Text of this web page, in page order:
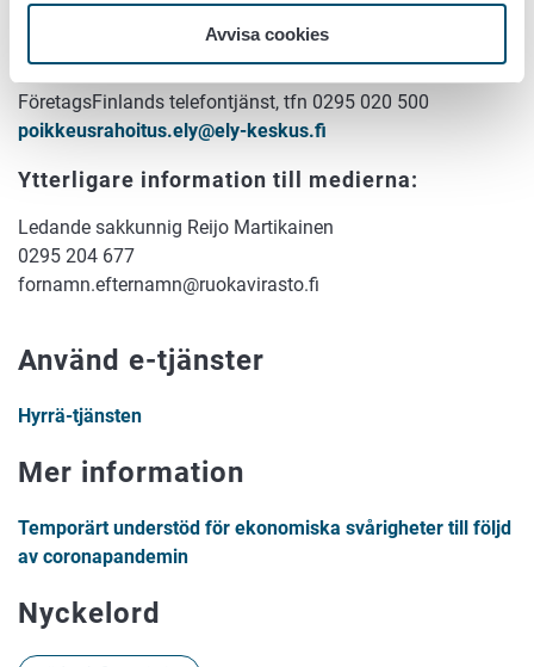
Avvisa cookies
FöretagsFinlands telefontjänst, tfn 0295 020 500
poikkeusrahoitus.ely@ely-keskus.fi
Ytterligare information till medierna:
Ledande sakkunnig Reijo Martikainen
0295 204 677
fornamn.efternamn@ruokavirasto.fi
Använd e-tjänster
Hyrrä-tjänsten
Mer information
Temporärt understöd för ekonomiska svårigheter till följd
av coronapandemin
Nyckelord